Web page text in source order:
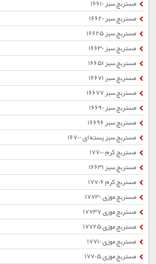
مستربچ سبز 16610
مستربچ سبز 16620
مستربچ سبز 16625
مستربچ سبز 16630
مستربچ سبز 16651
مستربچ سبز 16671
مستربچ سبز 16677
مستربچ سبز 16690
مستربچ سبز 16696
مستربچ سبز پسته ای 16700
مستربچ کرم 17700
مستربچ سبز 16631
مستربچ کرم 17706
مستربچ موزی 17730
مستربچ موزی 17737
مستربچ موزی 17725
مستربچ موزی 17710
مستربچ موزی 17705